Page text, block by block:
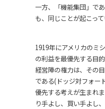
一方、「機能集団」で
も、同じことが起こって
1919年にアメリカのミ
の利益を最優先する目
経営陣の権力は、その
である(ドッジ対フォー
優先する考えが生まれ
り手よし、買い手よし